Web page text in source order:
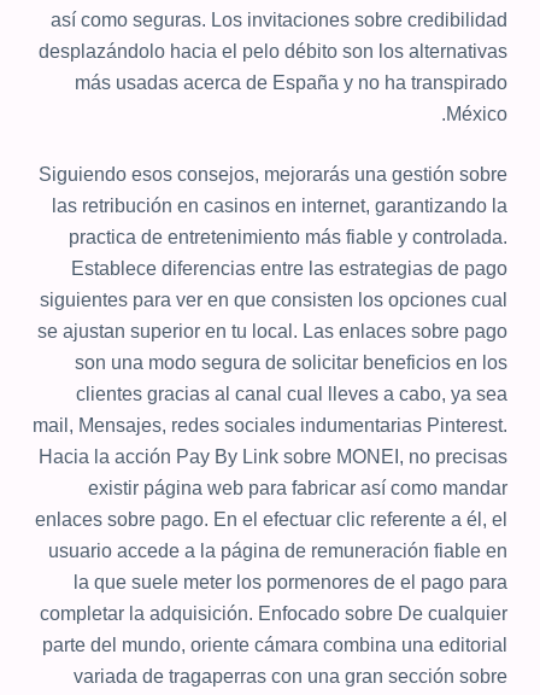
así­ como seguras. Los invitaciones sobre credibilidad
desplazándolo hacia el pelo débito son los alternativas
más usadas acerca de España y no ha transpirado
México.
Siguiendo esos consejos, mejorarás una gestión sobre
las retribución en casinos en internet, garantizando la
practica de entretenimiento más fiable y controlada.
Establece diferencias entre las estrategias de pago
siguientes para ver en que consisten los opciones cual
se ajustan superior en tu local. Las enlaces sobre pago
son una modo segura de solicitar beneficios en los
clientes gracias al canal cual lleves a cabo, ya sea
mail, Mensajes, redes sociales indumentarias Pinterest.
Hacia la acción Pay By Link sobre MONEI, no precisas
existir página web para fabricar así­ como mandar
enlaces sobre pago. En el efectuar clic referente a él, el
usuario accede a la página de remuneración fiable en
la que suele meter los pormenores de el pago para
completar la adquisición. Enfocado sobre De cualquier
parte del mundo, oriente cámara combina una editorial
variada de tragaperras con una gran sección sobre